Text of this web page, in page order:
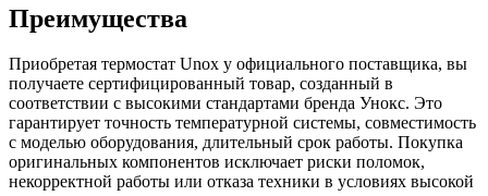
Преимущества
Приобретая термостат Unox у официального поставщика, вы
получаете сертифицированный товар, созданный в
соответствии с высокими стандартами бренда Унокс. Это
гарантирует точность температурной системы, совместимость
с моделью оборудования, длительный срок работы. Покупка
оригинальных компонентов исключает риски поломок,
некорректной работы или отказа техники в условиях высокой